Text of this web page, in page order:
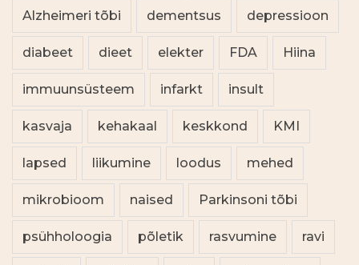
Alzheimeri tõbi dementsus depressioon
diabeet dieet elekter FDA Hiina
immuunsüsteem infarkt insult
kasvaja kehakaal keskkond KMI
lapsed liikumine loodus mehed
mikrobioom naised Parkinsoni tõbi
psühholoogia põletik rasvumine ravi